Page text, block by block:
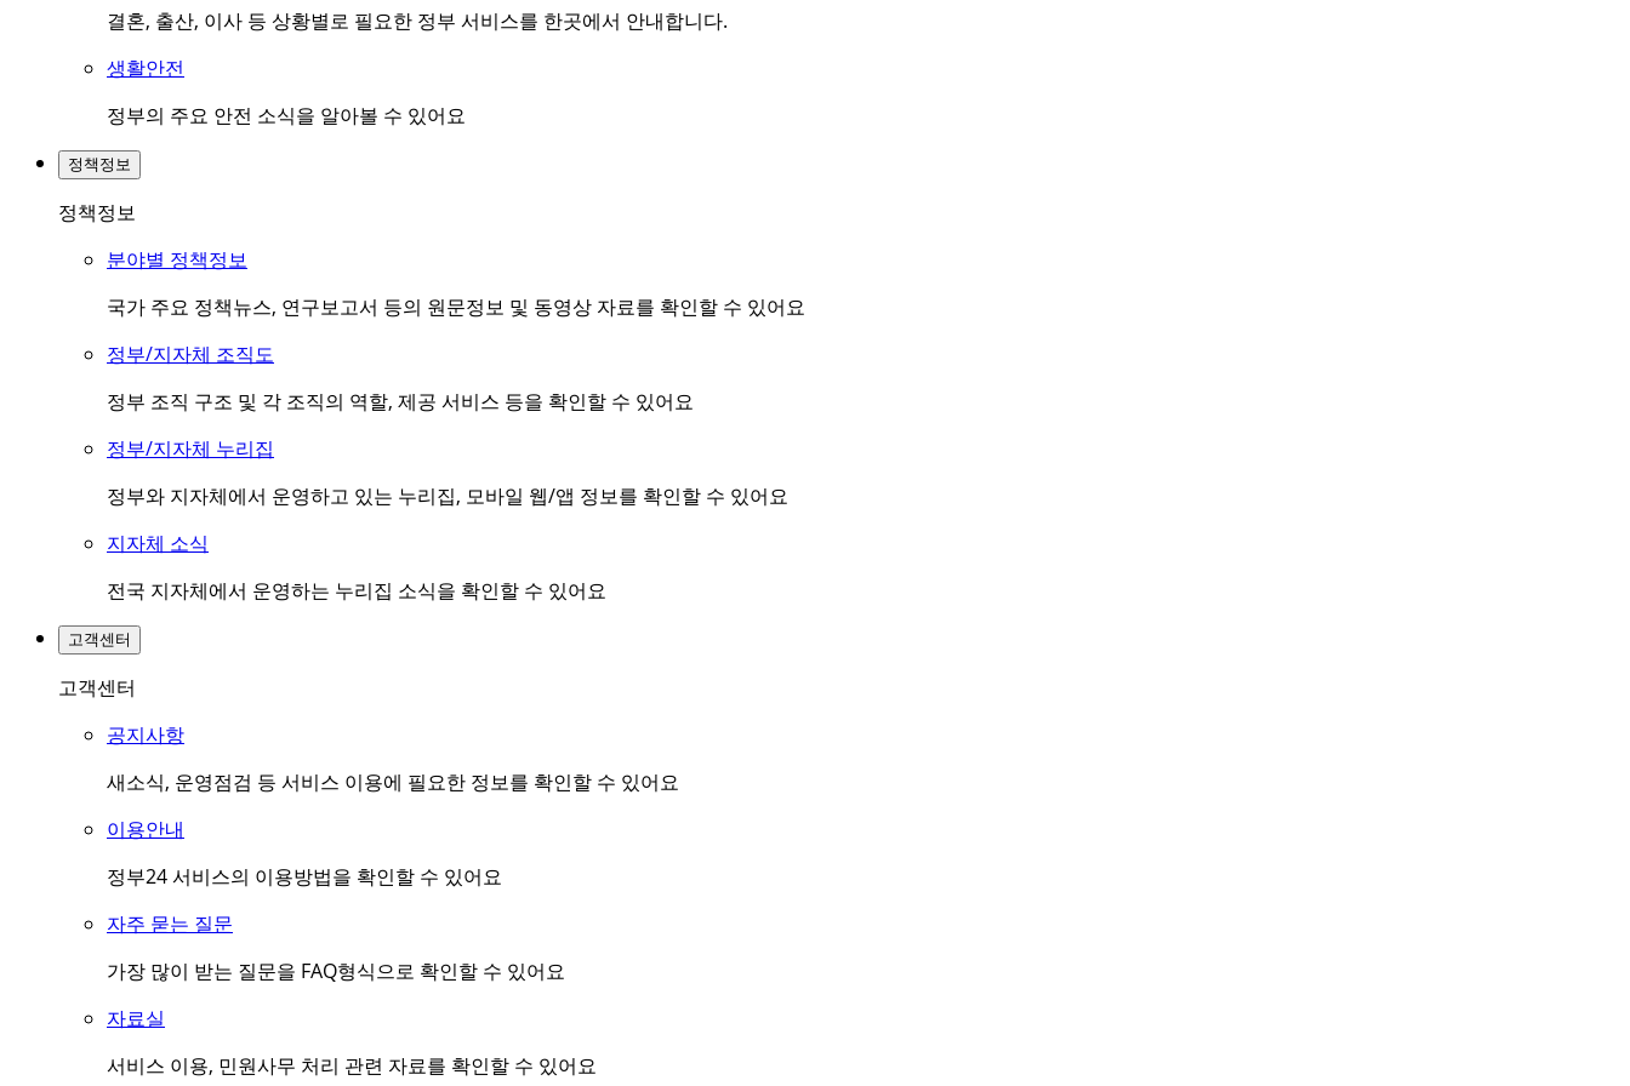
결혼, 출산, 이사 등 상황별로 필요한 정부 서비스를 한곳에서 안내합니다.
생활안전
정부의 주요 안전 소식을 알아볼 수 있어요
정책정보
정책정보
분야별 정책정보
국가 주요 정책뉴스, 연구보고서 등의 원문정보 및 동영상 자료를 확인할 수 있어요
정부/지자체 조직도
정부 조직 구조 및 각 조직의 역할, 제공 서비스 등을 확인할 수 있어요
정부/지자체 누리집
정부와 지자체에서 운영하고 있는 누리집, 모바일 웹/앱 정보를 확인할 수 있어요
지자체 소식
전국 지자체에서 운영하는 누리집 소식을 확인할 수 있어요
고객센터
고객센터
공지사항
새소식, 운영점검 등 서비스 이용에 필요한 정보를 확인할 수 있어요
이용안내
정부24 서비스의 이용방법을 확인할 수 있어요
자주 묻는 질문
가장 많이 받는 질문을 FAQ형식으로 확인할 수 있어요
자료실
서비스 이용, 민원사무 처리 관련 자료를 확인할 수 있어요